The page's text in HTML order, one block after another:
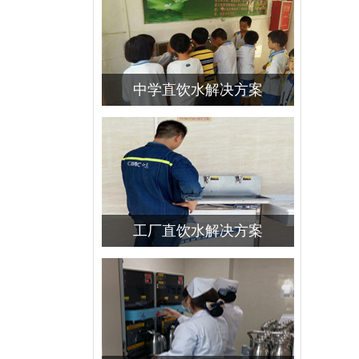
中学直饮水解决方案
工厂直饮水解决方案